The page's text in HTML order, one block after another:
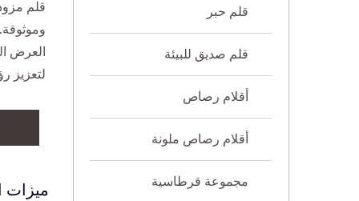
قلم
وموثوقة.
لتعزيز
ميزات
قلم حبر
قلم صديق للبيئة
أقلام رصاص
أقلام رصاص ملونة
مجموعة قرطاسية